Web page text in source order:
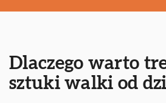
Dlaczego warto
sztuki walki od